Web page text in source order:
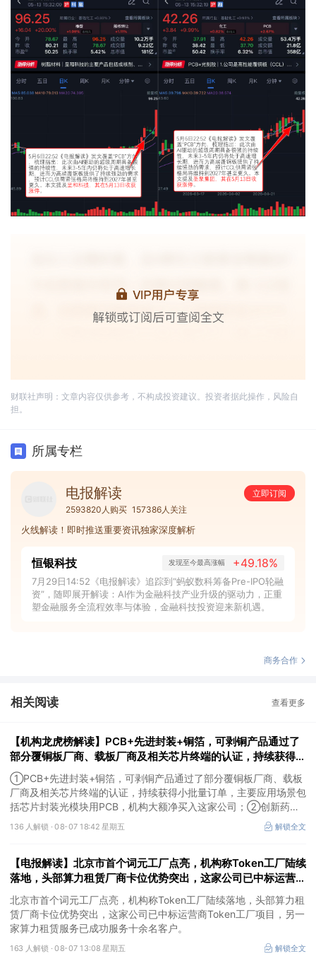
财联社声明：文章内容仅供参考，不构成投资建议。投资者据此操作，风险自
担。
所属专栏
电报解读
立即订阅
2593820人购买 157386人关注
火线解读！即时推送重要资讯独家深度解析
恒银科技 发现至今最高涨幅 +49.18%
7月29日14:52《电报解读》追踪到“蚂蚁数科筹备Pre-IPO轮融
资”，随即展开解读：AI作为金融科技产业升级的驱动力，正重
塑金融服务全流程效率与体验，金融科技投资迎来新机遇。
商务合作
相关阅读 查看更多
【机构龙虎榜解读】PCB+先进封装+铜箔，可剥铜产品通过了
部分覆铜板厂商、载板厂商及相关芯片终端的认证，持续获得小
批量订单，主要应用场景包括芯片封装光模块用PCB，机构大
额净买入这家公司
①PCB+先进封装+铜箔，可剥铜产品通过了部分覆铜板厂商、载板
厂商及相关芯片终端的认证，持续获得小批量订单，主要应用场景包
括芯片封装光模块用PCB，机构大额净买入这家公司；②创新药
CDMO+减肥药，收购国外知名CRO企业，在创新药API的化学合成
等方面具有丰富经验，具备承接细胞与基因治疗产品商业化受托生产
136 人解锁 ·08-07 18:42 星期五 解锁全文
【电报解读】北京市首个词元工厂点亮，机构称Token工厂陆续
落地，头部算力租赁厂商卡位优势突出，这家公司已中标运营商
Token工厂项目
北京市首个词元工厂点亮，机构称Token工厂陆续落地，头部算力租
赁厂商卡位优势突出，这家公司已中标运营商Token工厂项目，另一
家算力租赁服务已成功服务十余名客户。
163 人解锁 ·08-07 13:08 星期五 解锁全文